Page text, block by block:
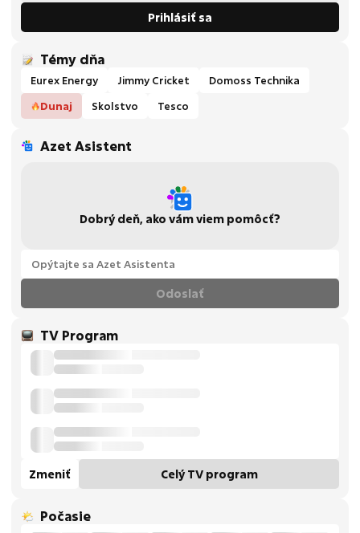
Prihlásiť sa
Témy dňa
Eurex Energy Jimmy Cricket
Domoss Technika
Dunaj
Skolstvo Tesco
Azet Asistent
Dobrý deň, ako vám viem pomôcť?
Odoslať
TV Program
Zmeniť Celý TV program
Počasie